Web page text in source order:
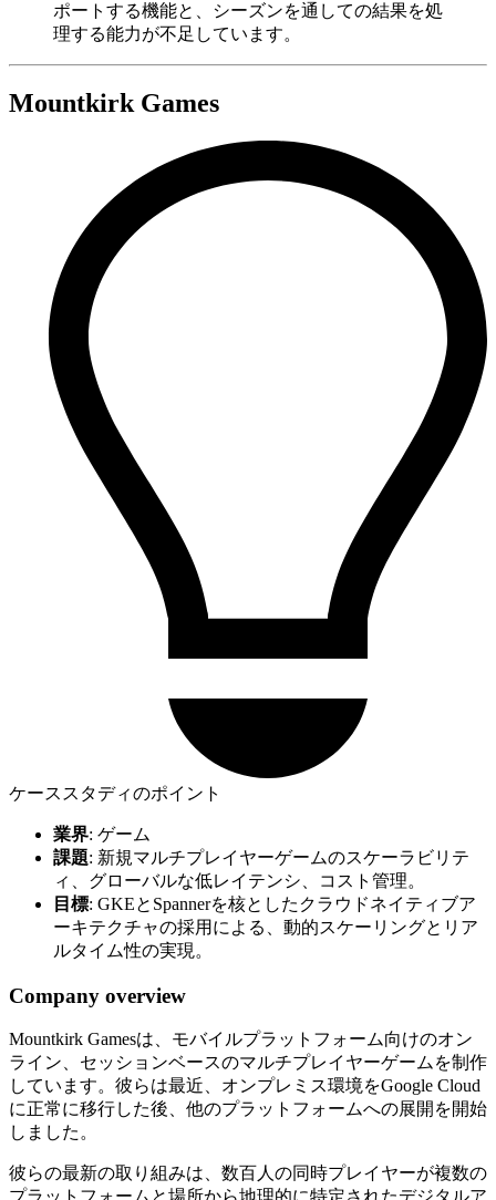
ポートする機能と、シーズンを通しての結果を処
理する能力が不足しています。
Mountkirk Games
ケーススタディのポイント
業界: ゲーム
課題: 新規マルチプレイヤーゲームのスケーラビリテ
ィ、グローバルな低レイテンシ、コスト管理。
目標: GKEとSpannerを核としたクラウドネイティブア
ーキテクチャの採用による、動的スケーリングとリア
ルタイム性の実現。
Company overview
Mountkirk Gamesは、モバイルプラットフォーム向けのオン
ライン、セッションベースのマルチプレイヤーゲームを制作
しています。彼らは最近、オンプレミス環境をGoogle Cloud
に正常に移行した後、他のプラットフォームへの展開を開始
しました。
彼らの最新の取り組みは、数百人の同時プレイヤーが複数の